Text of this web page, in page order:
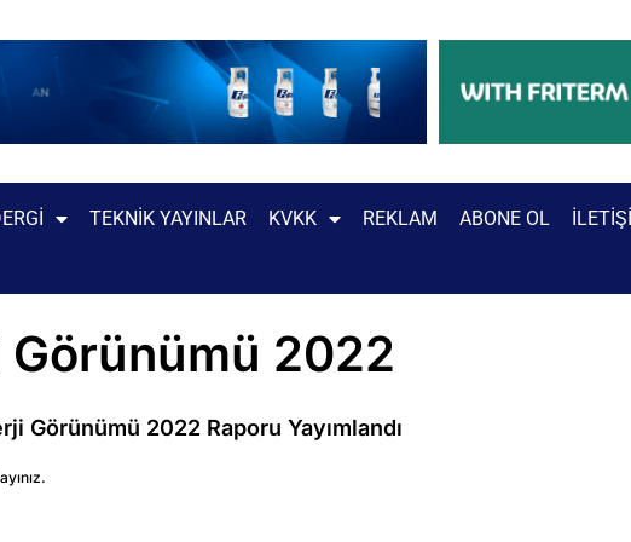
TEKNIK YAYINLAR KVKK REKLAM ABONE OL
Görünümü 2022
Görünümü 2022 Raporu Yayımlandı